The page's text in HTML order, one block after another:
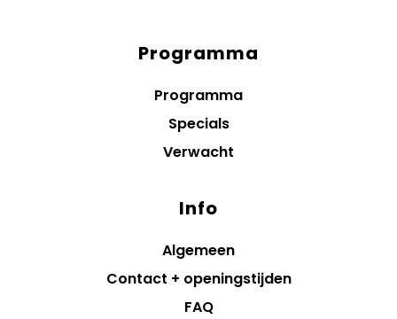
Programma
Programma
Specials
Verwacht
Info
Algemeen
Contact + openingstijden
FAQ